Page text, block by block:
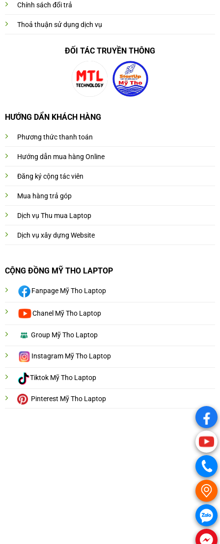
Chính sách đổi trả
Thoả thuận sử dụng dịch vụ
ĐỐI TÁC TRUYỀN THÔNG
HƯỚNG DẨN KHÁCH HÀNG
Phương thức thanh toán
Hướng dẫn mua hàng Online
Đăng ký cộng tác viên
Mua hàng trả góp
Dịch vụ Thu mua Laptop
Dịch vụ xây dựng Website
CỘNG ĐỒNG MỸ THO LAPTOP
Fanpage Mỹ Tho Laptop
Chanel Mỹ Tho Laptop
Group Mỹ Tho Laptop
Instagram Mỹ Tho Laptop
Tiktok Mỹ Tho Laptop
Pinterest Mỹ Tho Laptop
.
.
.
.
.
.